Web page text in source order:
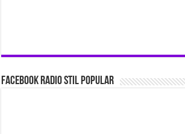
Facebook Radio Stil Popular